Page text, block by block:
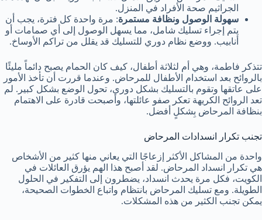
الجراثيم صحة الأفراد في المنزل.
سهولة الوصول ونظافة مستمرة: مرة واحدة كل فترة، يجب أن
يتم إجراء تسليك شامل، مما يسهل الوصول إلى أي صمامات أو
أنابيب. ووضع نظام دوري للتسليك قد يقلل من تراكم الأوساخ.
تتذكر فاطمة، وهي أم لثلاثة أطفال، كيف كان الحمام يصبح دائماً مليئًا
بالروائح بعد استخدام الأطفال للمرحاض. وعندما قررت أن تأخذ الأمور
على عاتقها وتقوم بالتسليك بشكل دوري، تحول الوضع بشكل كبير. لم
تعد الروائح الكريهة تعكر صفو عائلتها، وأصبحت قادرة على الاهتمام
بنظافة المرحاض بِشكلٍ أفضل.
تجنب تكرار انسدادات المرحاض
واحدة من المشاكل الأكثر إزعاجًا التي يعاني منها كثير من الأشخاص
هي تكرار انسداد المرحاض. لقد أصبح هذا الهم يؤرق العائلات في
الكويت، فكل مرة يحدث انسداد، يضطرون إلى التفكير في الحلول
الطويلة. ومع تسليك المرحاض بانتظام واتباع الخطوات الصحيحة،
يمكن تجنب الكثير من هذه المشكلات.